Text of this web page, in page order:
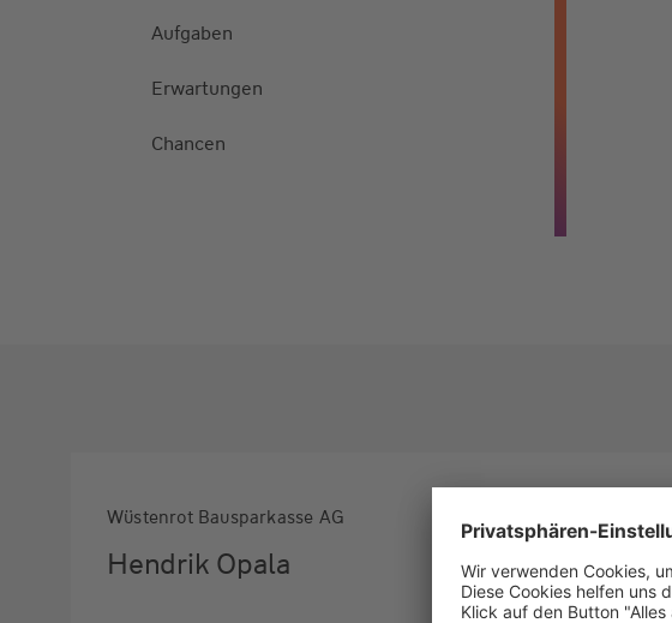
Aufgaben
Erwartungen
Chancen
Wüstenrot Bausparkasse AG
Hendrik Opala